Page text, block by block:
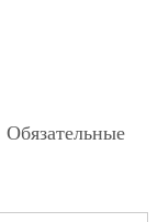
Обязательные